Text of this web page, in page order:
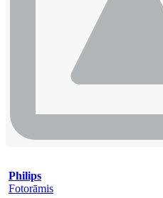
Philips
Fotorāmis